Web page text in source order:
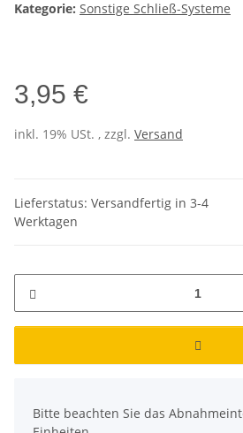
Kategorie: Sonstige Schließ-Systeme
3,95 €
inkl. 19% USt. , zzgl. Versand
Lieferstatus: Versandfertig in 3-4
Werktagen
Bitte beachten Sie das